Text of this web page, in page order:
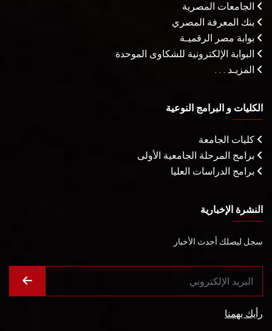
الجامعات المصرية
بنك المعرفة المصري
بوابة مصر الرقميـة
البوابة الإلكترونية للشكاوى الموحدة
المزيـد . . .
الكليات و البرامج النوعية
كليات الجامعة
برامج المرحلة الجامعية الأولى
برامج الدراسات العليا
النشرة الإخبارية
سجل ليصلك أحدث الأخبار
رأيك يهمنا